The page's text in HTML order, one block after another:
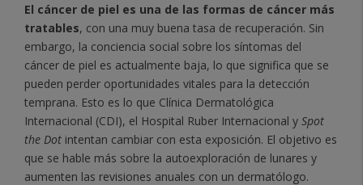
El cáncer de piel es una de las formas de cáncer más
tratables, con una muy buena tasa de recuperación. Sin
embargo, la conciencia social sobre los síntomas del
cáncer de piel es actualmente baja, lo que significa que se
pueden perder oportunidades vitales para la detección
temprana. Esto es lo que Clínica Dermatológica
Internacional (CDI), el Hospital Ruber Internacional y Spot
the Dot intentan cambiar con esta exposición. El objetivo es
que se hable más sobre la autoexploración de lunares y
aumenten las revisiones anuales con un dermatólogo.